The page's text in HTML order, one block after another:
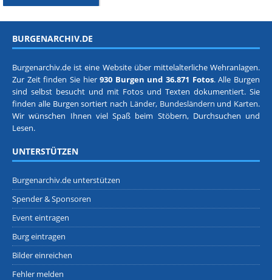
BURGENARCHIV.DE
Burgenarchiv.de ist eine Website über mittelalterliche Wehranlagen.
Zur Zeit finden Sie hier930 Burgen und 36.871 Fotos. Alle Burgen
sind selbst besucht und mit Fotos und Texten dokumentiert. Sie
finden alle Burgen sortiert nach Länder, Bundesländern und Karten.
Wir wünschen Ihnen viel Spaß beim Stöbern, Durchsuchen und
Lesen.
UNTERSTÜTZEN
Burgenarchiv.de unterstützen
Spender & Sponsoren
Event eintragen
Burg eintragen
Bilder einreichen
Fehler melden